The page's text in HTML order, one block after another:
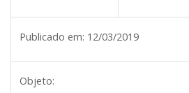
Publicado em: 12/03/2019
Objeto: